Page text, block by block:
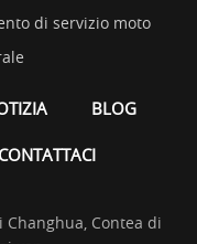
di servizio moto
BLOG
CONTATTACI
Changhua, Contea di